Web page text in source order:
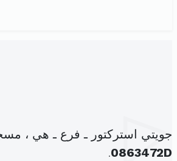
جويتي استركتور ـ فرع ـ هي ،
0863472D
.